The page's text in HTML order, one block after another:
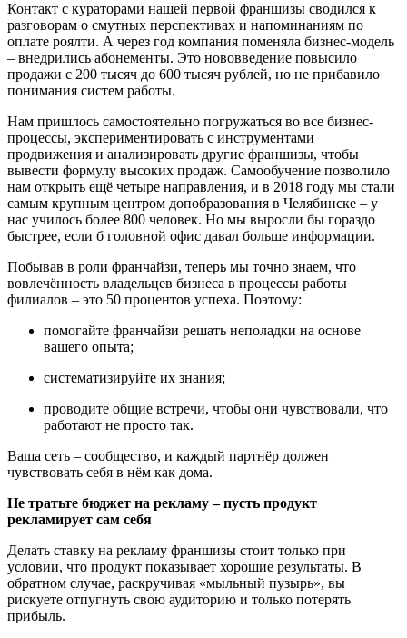
Контакт с кураторами нашей первой франшизы сводился к
разговорам о смутных перспективах и напоминаниям по
оплате роялти. А через год компания поменяла бизнес-модель
– внедрились абонементы. Это нововведение повысило
продажи с 200 тысяч до 600 тысяч рублей, но не прибавило
понимания систем работы.
Нам пришлось самостоятельно погружаться во все бизнес-
процессы, экспериментировать с инструментами
продвижения и анализировать другие франшизы, чтобы
вывести формулу высоких продаж. Самообучение позволило
нам открыть ещё четыре направления, и в 2018 году мы стали
самым крупным центром допобразования в Челябинске – у
нас училось более 800 человек. Но мы выросли бы гораздо
быстрее, если б головной офис давал больше информации.
Побывав в роли франчайзи, теперь мы точно знаем, что
вовлечённость владельцев бизнеса в процессы работы
филиалов – это 50 процентов успеха. Поэтому:
помогайте франчайзи решать неполадки на основе
вашего опыта;
систематизируйте их знания;
проводите общие встречи, чтобы они чувствовали, что
работают не просто так.
Ваша сеть – сообщество, и каждый партнёр должен
чувствовать себя в нём как дома.
Не тратьте бюджет на рекламу – пусть продукт
рекламирует сам себя
Делать ставку на рекламу франшизы стоит только при
условии, что продукт показывает хорошие результаты. В
обратном случае, раскручивая «мыльный пузырь», вы
рискуете отпугнуть свою аудиторию и только потерять
прибыль.